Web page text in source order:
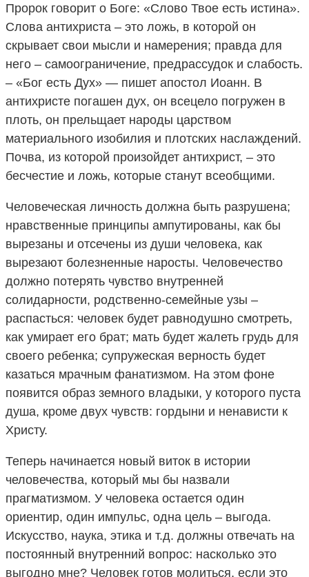
Пророк говорит о Боге: «Слово Твое есть истина».
Слова антихриста – это ложь, в которой он
скрывает свои мысли и намерения; правда для
него – самоограничение, предрассудок и слабость.
– «Бог есть Дух» — пишет апостол Иоанн. В
антихристе погашен дух, он всецело погружен в
плоть, он прельщает народы царством
материального изобилия и плотских наслаждений.
Почва, из которой произойдет антихрист, – это
бесчестие и ложь, которые станут всеобщими.
Человеческая личность должна быть разрушена;
нравственные принципы ампутированы, как бы
вырезаны и отсечены из души человека, как
вырезают болезненные наросты. Человечество
должно потерять чувство внутренней
солидарности, родственно-семейные узы –
распасться: человек будет равнодушно смотреть,
как умирает его брат; мать будет жалеть грудь для
своего ребенка; супружеская верность будет
казаться мрачным фанатизмом. На этом фоне
появится образ земного владыки, у которого пуста
душа, кроме двух чувств: гордыни и ненависти к
Христу.
Теперь начинается новый виток в истории
человечества, который мы бы назвали
прагматизмом. У человека остается один
ориентир, один импульс, одна цель – выгода.
Искусство, наука, этика и т.д. должны отвечать на
постоянный внутренний вопрос: насколько это
выгодно мне? Человек готов молиться, если это